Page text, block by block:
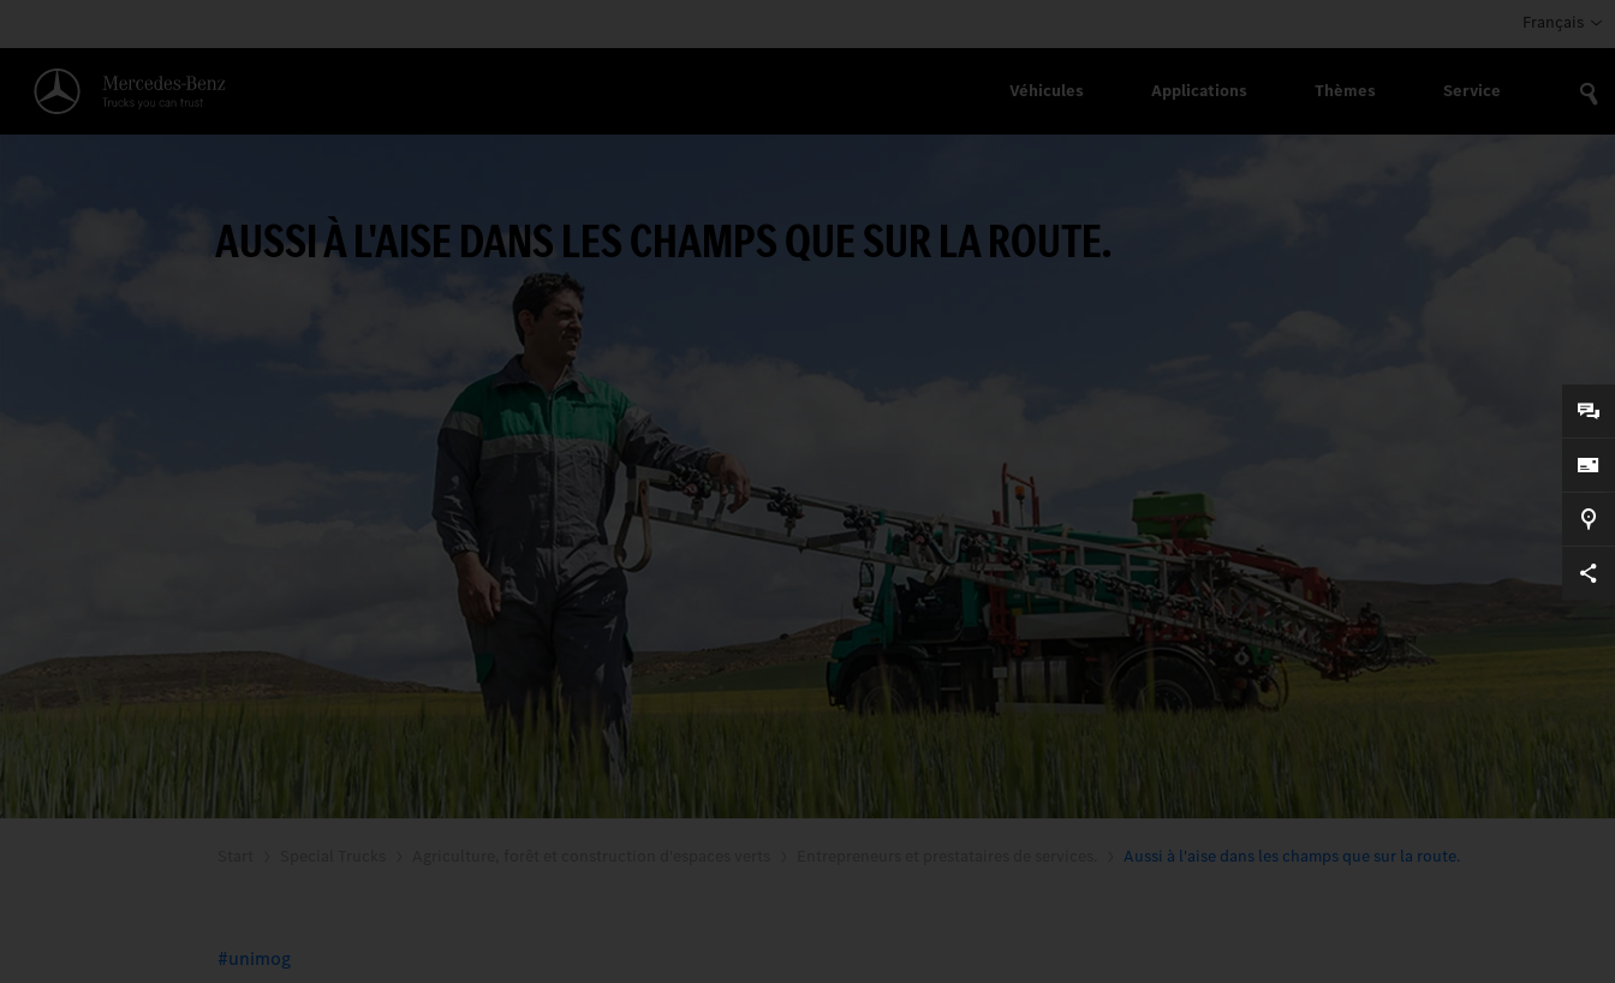
Français
Véhicules Applications Thèmes Service
AUSSI À L'AISE DANS LES CHAMPS QUE SUR LA ROUTE.
Aussi à l'aise dans les champs que sur la route.
unimog